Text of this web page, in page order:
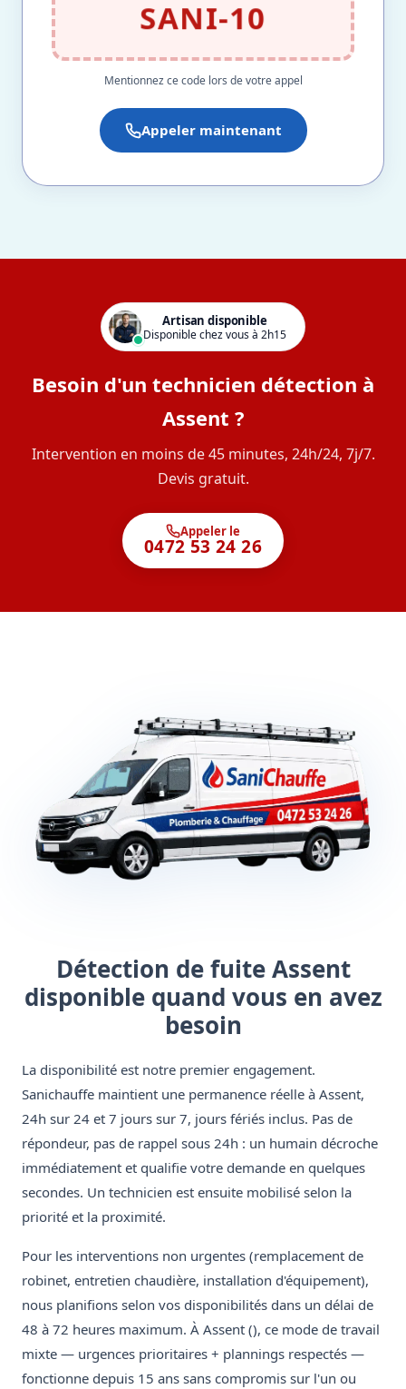
SANI-10
Mentionnez ce code lors de votre appel
Appeler maintenant
Artisan disponible
Disponible chez vous à 2h15
Besoin d'un technicien détection à
Assent ?
Intervention en moins de 45 minutes, 24h/24, 7j/7.
Devis gratuit.
Appeler le
0472 53 24 26
Détection de fuite Assent
disponible quand vous en avez
besoin
La disponibilité est notre premier engagement.
Sanichauffe maintient une permanence réelle à Assent,
24h sur 24 et 7 jours sur 7, jours fériés inclus. Pas de
répondeur, pas de rappel sous 24h : un humain décroche
immédiatement et qualifie votre demande en quelques
secondes. Un technicien est ensuite mobilisé selon la
priorité et la proximité.
Pour les interventions non urgentes (remplacement de
robinet, entretien chaudière, installation d'équipement),
nous planifions selon vos disponibilités dans un délai de
48 à 72 heures maximum. À Assent (), ce mode de travail
mixte — urgences prioritaires + plannings respectés —
fonctionne depuis 15 ans sans compromis sur l'un ou